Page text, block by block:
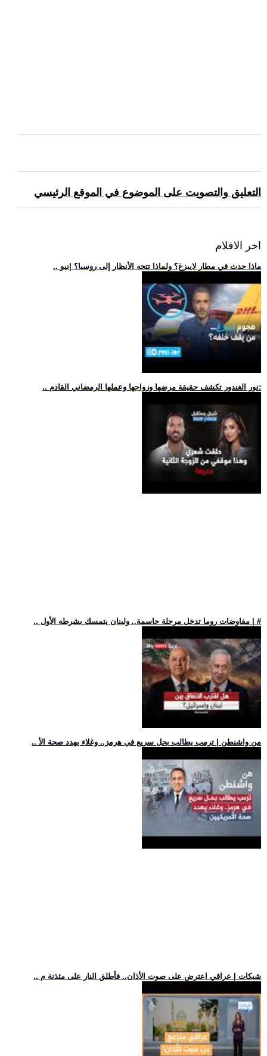
التعليق والتصويت على الموضوع في الموقع الرئيسي
اخر الافلام
.. ماذا حدث في مطار لايبزغ؟ ولماذا تتجه الأنظار إلى روسيا؟ |نيو
.. نور الغندور تكشف حقيقة مرضها وزواجها وعملها الرمضاني القادم:
.. مفاوضات روما تدخل مرحلة حاسمة.. ولبنان يتمسك بشرطه الأول | #
.. من واشنطن | ترمب يطالب بحل سريع في هرمز.. وغلاء يهدد صحة الأ
.. شبكات | عراقي اعترض على صوت الأذان.. فأطلق النار على مئذنة م